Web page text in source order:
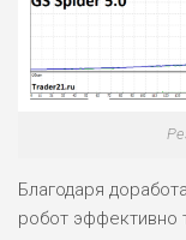
Благодаря
робот эффективно